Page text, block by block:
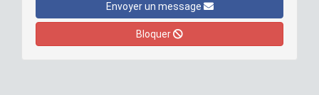
Envoyer un message
Bloquer